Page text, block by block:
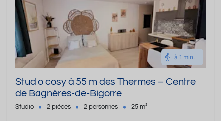
à 1 min.
Studio cosy à 55 m des Thermes – Centre
de Bagnères-de-Bigorre
Studio 2 pièces 2 personnes 25 m²